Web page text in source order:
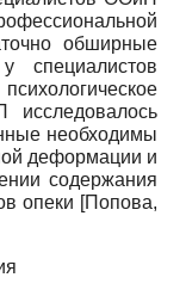
обширные
специалистов
исследовалось
необходимы
деформации и
содержания
опеки [Попова,